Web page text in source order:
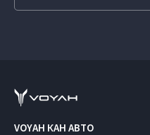
VOYAH КАН АВТО